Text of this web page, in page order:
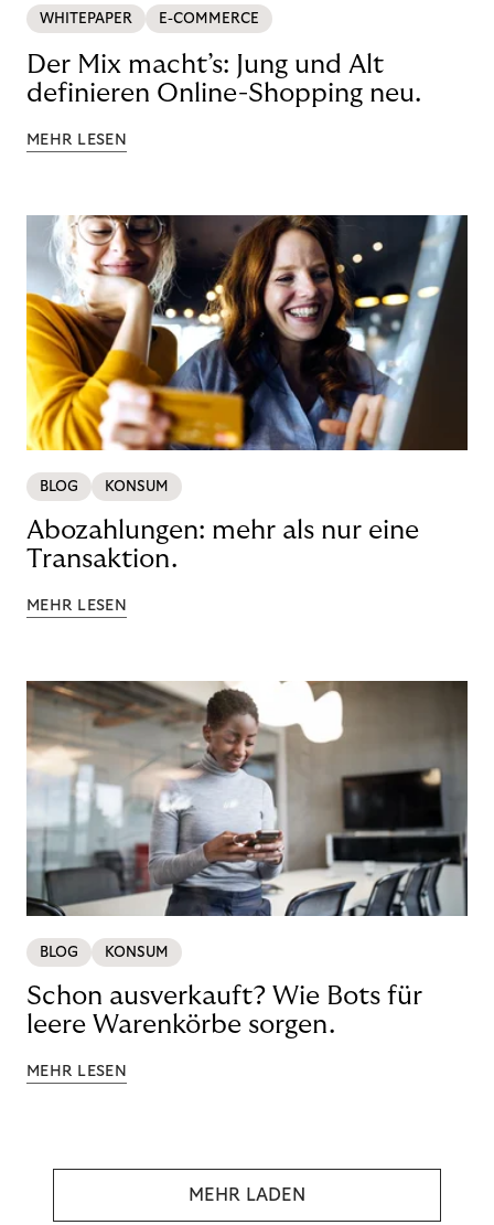
WHITEPAPER E-COMMERCE
Der Mix macht’s: Jung und Alt
definieren Online-Shopping neu.
MEHR LESEN
BLOG KONSUM
Abozahlungen: mehr als nur eine
Transaktion.
MEHR LESEN
BLOG KONSUM
Schon ausverkauft? Wie Bots für
leere Warenkörbe sorgen.
MEHR LESEN
MEHR LADEN